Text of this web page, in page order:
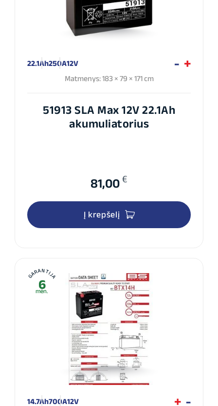
22.1Ah250A12V
Matmenys: 183 × 79 × 171 cm
51913 SLA Max 12V 22.1Ah
akumuliatorius
81,00 €
Į krepšelį
GARANTIJA
6
mėn.
14.7Ah700A12V